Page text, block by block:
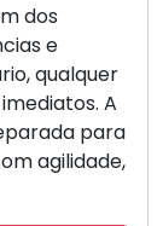
dos
e
qualquer
A
para
agilidade,